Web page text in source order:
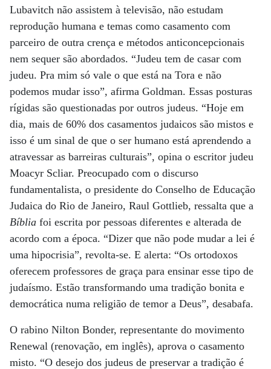
Lubavitch não assistem à televisão, não estudam
reprodução humana e temas como casamento com
parceiro de outra crença e métodos anticoncepcionais
nem sequer são abordados. “Judeu tem de casar com
judeu. Pra mim só vale o que está na Tora e não
podemos mudar isso”, afirma Goldman. Essas posturas
rígidas são questionadas por outros judeus. “Hoje em
dia, mais de 60% dos casamentos judaicos são mistos e
isso é um sinal de que o ser humano está aprendendo a
atravessar as barreiras culturais”, opina o escritor judeu
Moacyr Scliar. Preocupado com o discurso
fundamentalista, o presidente do Conselho de Educação
Judaica do Rio de Janeiro, Raul Gottlieb, ressalta que a
Bíblia foi escrita por pessoas diferentes e alterada de
acordo com a época. “Dizer que não pode mudar a lei é
uma hipocrisia”, revolta-se. E alerta: “Os ortodoxos
oferecem professores de graça para ensinar esse tipo de
judaísmo. Estão transformando uma tradição bonita e
democrática numa religião de temor a Deus”, desabafa.
O rabino Nilton Bonder, representante do movimento
Renewal (renovação, em inglês), aprova o casamento
misto. “O desejo dos judeus de preservar a tradição é